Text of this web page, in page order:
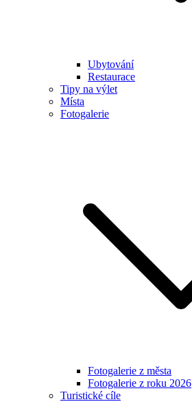
Ubytování
Restaurace
Tipy na výlet
Místa
Fotogalerie
Fotogalerie z města
Fotogalerie z roku 2026
Turistické cíle